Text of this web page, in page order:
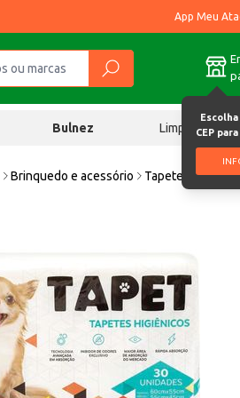
App Meu
CEP
Bulnez Limpeza
Brinquedo e acessório Tapete Higiênico